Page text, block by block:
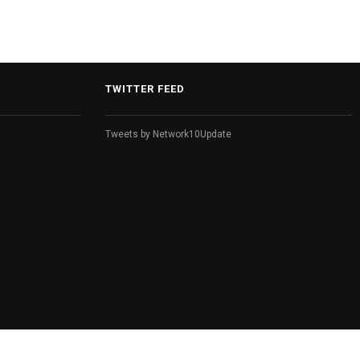
TWITTER FEED
Tweets by Network10Update